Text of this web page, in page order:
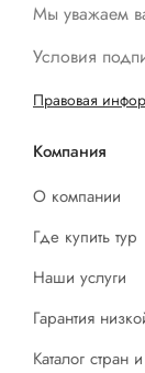
Мы уважаем
Условия
Правовая
Компания
О компании
Где купить тур
Наши услуги
Гарантия
Каталог стран